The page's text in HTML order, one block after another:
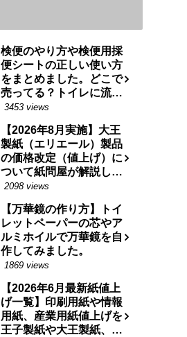
検便のやり方や検便用採
便シートの正しい使い方
をまとめました。どこで
売ってる？トイレに流せ
る特殊な紙です。
3453 views
【2026年8月実施】大王
製紙（エリエール）製品
の価格改定（値上げ）に
ついて紙問屋が解説しま
す
2098 views
【万華鏡の作り方】トイ
レットペーパーの芯やア
ルミホイルで万華鏡を自
作してみました。
1869 views
【2026年6月最新紙値上
げ一覧】印刷用紙や情報
用紙、産業用紙値上げを
王子製紙や大王製紙、日